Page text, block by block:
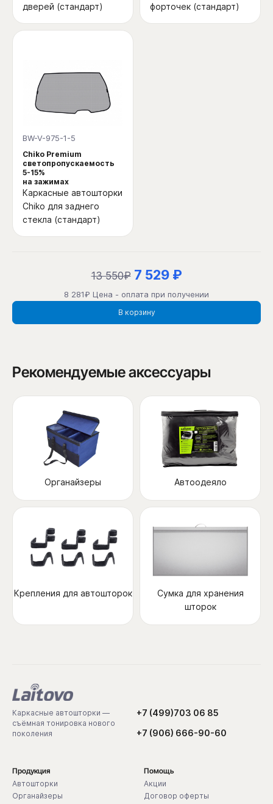
дверей (стандарт)
форточек (стандарт)
BW-V-975-1-5
Chiko Premium
светопропускаемость
5-15%
на зажимах
Каркасные автошторки
Chiko для заднего
стекла (стандарт)
13 550₽ 7 529 ₽
8 281₽ Цена - оплата при получении
В корзину
Рекомендуемые аксессуары
Органайзеры Автоодеяло
Крепления для автошторок
Сумка для хранения
шторок
Каркасные автошторки —
съёмная тонировка нового
поколения
+7 (499)703 06 85
+7 (906) 666-90-60
Продукция
Автошторки
Органайзеры
Помощь
Акции
Договор оферты